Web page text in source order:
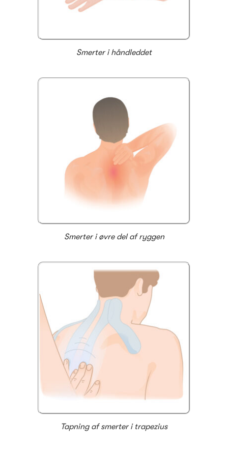
Smerter i håndleddet
Smerter i øvre del af ryggen
Tapning af smerter i trapezius